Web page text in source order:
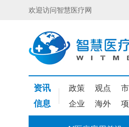
欢迎访问智慧医疗网
资讯 政策 观点
信息 企业 海外